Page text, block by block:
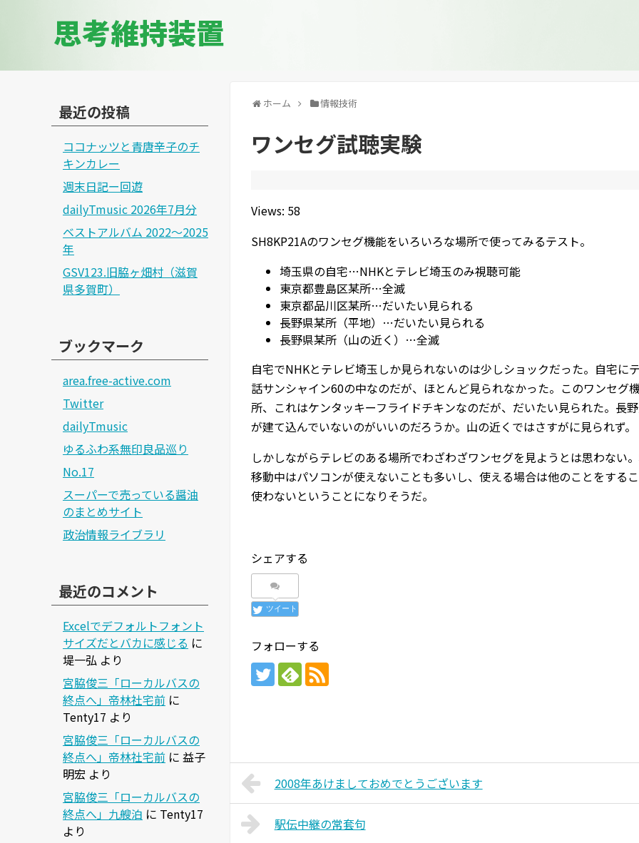
思考維持装置
ホーム 情報技術
ワンセグ試聴実験
Views: 58
SH8KP21Aのワンセグ機能をいろいろな場所で使ってみるテスト。
埼玉県の自宅…NHKとテレビ埼玉のみ視聴可能
東京都豊島区某所…全滅
東京都品川区某所…だいたい見られる
長野県某所（平地）…だいたい見られる
長野県某所（山の近く）…全滅
自宅でNHKとテレビ埼玉しか見られないのは少しショックだった。自宅に
話サンシャイン60の中なのだが、ほとんど見られなかった。このワンセグ
所、これはケンタッキーフライドチキンなのだが、だいたい見られた。長
が建て込んでいないのがいいのだろうか。山の近くではさすがに見られず。
しかしながらテレビのある場所でわざわざワンセグを見ようとは思わない
移動中はパソコンが使えないことも多いし、使える場合は他のことをする
使わないということになりそうだ。
シェアする
ツイート
フォローする
2008年あけましておめでとうございます
駅伝中継の常套句
最近の投稿
ココナッツと青唐辛子のチ
キンカレー
週末日記ー回遊
dailyTmusic 2026年7月分
ベストアルバム 2022～2025
年
GSV123.旧脇ヶ畑村（滋賀
県多賀町）
ブックマーク
area.free-active.com
Twitter
dailyTmusic
ゆるふわ系無印良品巡り
No.17
スーパーで売っている醤油
のまとめサイト
政治情報ライブラリ
最近のコメント
Excelでデフォルトフォント
サイズだとバカに感じる に
堤一弘 より
宮脇俊三「ローカルバスの
終点へ」帝林社宅前 に
Tenty17 より
宮脇俊三「ローカルバスの
終点へ」帝林社宅前 に 益子
明宏 より
宮脇俊三「ローカルバスの
終点へ」九艘泊 に Tenty17
より